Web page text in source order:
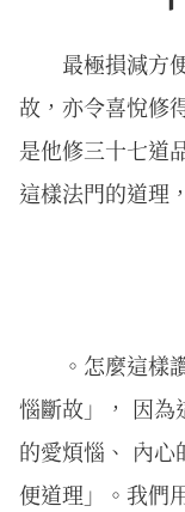
最極損減方
故，亦令喜悅修
是他修三十七道
這樣法門的道理
。怎麼這樣
惱斷故」， 因為
的愛煩惱、 內心
便道理」。我們